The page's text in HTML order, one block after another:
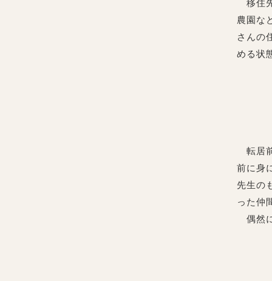
移住
農園な
さんの
める状
転居
前に身
先生の
った仲
偶然